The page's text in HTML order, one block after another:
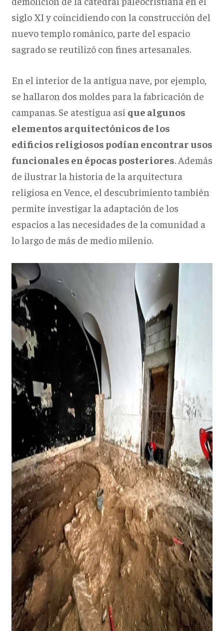
siglo XI y coincidiendo con la construcción del
nuevo templo románico, parte del espacio
sagrado se reutilizó con fines artesanales.
En el interior de la antigua nave, por ejemplo,
se hallaron dos moldes para la fabricación de
campanas. Se atestigua así que algunos
elementos arquitectónicos de los
edificios religiosos podían encontrar usos
funcionales en épocas posteriores. Además
de ilustrar la historia de la arquitectura
religiosa en Vence, el descubrimiento también
permite investigar la adaptación de los
espacios a las necesidades de la comunidad a
lo largo de más de medio milenio.